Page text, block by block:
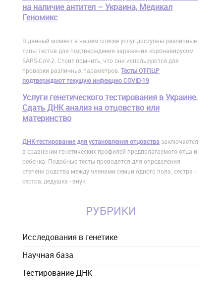
на наличие антител – Украина, Медикал
Геномикс
В данный момент в нашем списке услуг доступны различные
типы тестов для подтверждения заражения коронавирусом
SARS-CoV-2. Стоит помнить, что они используются для
проверки различных параметров. Тесты ОТ-ПЦР
подтверждают текущую инфекцию COVID-19.
Услуги генетического тестирования в Украине.
Сдать ДНК анализ на отцовство или
материнство
ДНК-тестирование для установления отцовствазаключается
в сравнении генетических профилей предполагаемого отца и
ребенка. Подобные тесты проводятся для определения
степени родства между членами семьи одного пола: сестра -
сестра, дедушка - внук.
РУБРИКИ
Исследования в генетике
Научная база
Тестирование ДНК